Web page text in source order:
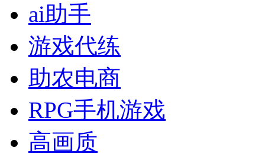
ai助手
游戏代练
助农电商
RPG手机游戏
高画质